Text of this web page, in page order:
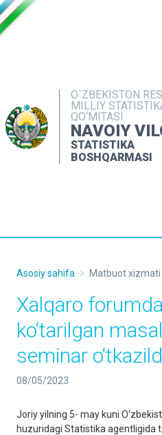
O`ZBEKISTON
MILLIY
QO‘MITASI
NAVOIY
STATISTIKA
BOSHQARMASI
OCHIQ
INTERAKTIV
Asosiy sahifa Matbuot xizmati
Xalqaro forumda
ko‘tarilgan
seminar
08/05/2023
Joriy yilning 5- may kuni
huzuridagi Statistika agentligida